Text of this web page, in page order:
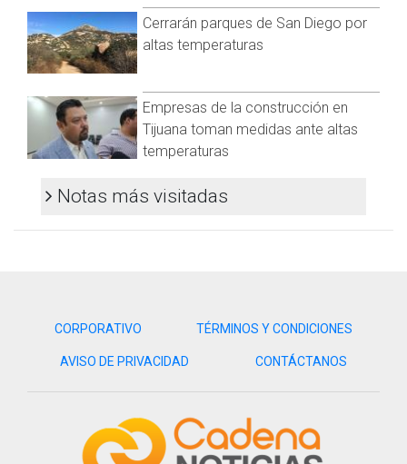
Facebook:@cadenanoticiasmx
| Instagram:
@cadenanoticiasmx
| TikTok: @CadenaNoticias
Whatsapp:@CadenaNoticias | Telegram:
Cerrarán parques de San Diego por
altas temperaturas
Empresas de la construcción en
Tijuana toman medidas ante altas
temperaturas
Notas más visitadas
CORPORATIVO TÉRMINOS Y CONDICIONES
AVISO DE PRIVACIDAD CONTÁCTANOS